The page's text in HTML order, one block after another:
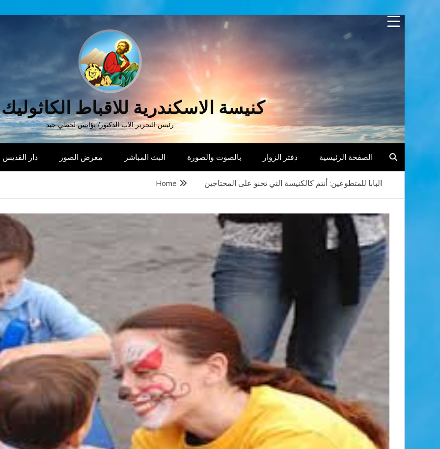
Skip
كنيسة الاسكندرية للاقباط
رئيس التحرير الاب الدكتور/ يؤانس لحظي جيد
الصفحة الرئيسية دفتر الزوار بالصوت والصورة البث المباشر معرض الصور دار
Home البابا للمتطوعين: أنتم كالكنيسة التي تحنو على المحتاجين